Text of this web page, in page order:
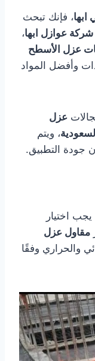
، فإنك تبحث
شركة عوازل ابها،
عزل الأسطح
وأفضل المواد
عزل
، ويتم
جودة التطبيق.
اختيار
مقاول عزل
والحراري وفقًا